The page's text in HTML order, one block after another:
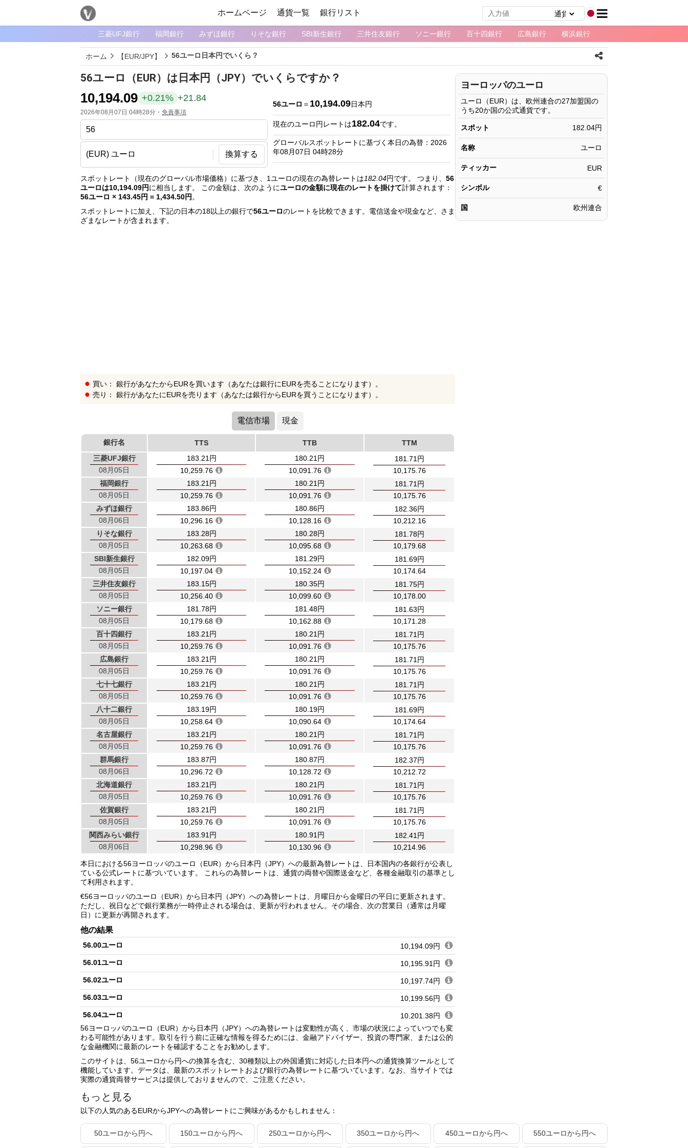
ホームページ 通貨一覧 銀行リスト
三菱UFJ銀行 福岡銀行 みずほ銀行 りそな銀行 SBI新生銀行 三井住友銀行 ソニー銀行 百十四銀行 広島銀行 横浜銀行
ホーム 【EUR/JPY】 56ユーロ日本円でいくら？
56ユーロ（EUR）は日本円（JPY）でいくらですか？
10,194.09 +0.21% +21.84
2026年08月07日 04時28分・ 免責事項
換算する
56ユーロ ＝ 10,194.09日本円
現在のユーロ円レートは182.04です。
グローバルスポットレートに基づく本日の為替：2026
年08月07日 04時28分
スポットレート（現在のグローバル市場価格）に基づき、1ユーロの現在の為替レートは182.04円です。 つまり、 56
ユーロは10,194.09円に相当します。 この金額は、次のようにユーロの金額に現在のレートを掛けて計算されます：
56ユーロ × 143.45円 = 1,434.50円 。
スポットレートに加え、下記の日本の18以上の銀行で56ユーロのレートを比較できます。電信送金や現金など、さま
ざまなレートが含まれます。
買い： 銀行があなたからEURを買います（あなたは銀行にEURを売ることになります）。
売り： 銀行があなたにEURを売ります（あなたは銀行からEURを買うことになります）。
電信市場 現金
銀行名 TTS TTB
TTM
三菱UFJ銀行
08月05日
183.21円
10,259.76
180.21円
10,091.76
181.71円
10,175.76
福岡銀行
08月05日
183.21円
10,259.76
180.21円
10,091.76
181.71円
10,175.76
みずほ銀行
08月06日
183.86円
10,296.16
180.86円
10,128.16
182.36円
10,212.16
りそな銀行
08月05日
183.28円
10,263.68
180.28円
10,095.68
181.78円
10,179.68
SBI新生銀行
08月05日
182.09円
10,197.04
181.29円
10,152.24
181.69円
10,174.64
三井住友銀行
08月05日
183.15円
10,256.40
180.35円
10,099.60
181.75円
10,178.00
ソニー銀行
08月05日
181.78円
10,179.68
181.48円
10,162.88
181.63円
10,171.28
百十四銀行
08月05日
183.21円
10,259.76
180.21円
10,091.76
181.71円
10,175.76
広島銀行
08月05日
183.21円
10,259.76
180.21円
10,091.76
181.71円
10,175.76
七十七銀行
08月05日
183.21円
10,259.76
180.21円
10,091.76
181.71円
10,175.76
八十二銀行
08月05日
183.19円
10,258.64
180.19円
10,090.64
181.69円
10,174.64
名古屋銀行
08月05日
183.21円
10,259.76
180.21円
10,091.76
181.71円
10,175.76
群馬銀行
08月06日
183.87円
10,296.72
180.87円
10,128.72
182.37円
10,212.72
北海道銀行
08月05日
183.21円
10,259.76
180.21円
10,091.76
181.71円
10,175.76
佐賀銀行
08月05日
183.21円
10,259.76
180.21円
10,091.76
181.71円
10,175.76
関西みらい銀行
08月06日
183.91円
10,298.96
180.91円
10,130.96
182.41円
10,214.96
本日における56ヨーロッパのユーロ（EUR）から日本円（JPY）への最新為替レートは、日本国内の各銀行が公表し
ている公式レートに基づいています。 これらの為替レートは、通貨の両替や国際送金など、各種金融取引の基準とし
て利用されます。
€56ヨーロッパのユーロ（EUR）から日本円（JPY）への為替レートは、月曜日から金曜日の平日に更新されます。
ただし、祝日などで銀行業務が一時停止される場合は、更新が行われません。その場合、次の営業日（通常は月曜
日）に更新が再開されます。
他の結果
56.00ユーロ
10,194.09円
56.01ユーロ
10,195.91円
56.02ユーロ
10,197.74円
56.03ユーロ
10,199.56円
56.04ユーロ
10,201.38円
56.05ユーロ
10,203.20円
56.06ユーロ
56.07ユーロ
10,206.84円
56.08ユーロ
56.09ユーロ
56.11ユーロ
10,214.12円
56ヨーロッパのユーロ（EUR）から日本円（JPY）への為替レートは変動性が高く、市場の状況によっていつでも変
わる可能性があります。取引を行う前に正確な情報を得るためには、金融アドバイザー、投資の専門家、または公的
な金融機関に最新のレートを確認することをお勧めします。
このサイトは、56ユーロから円への換算を含む、30種類以上の外国通貨に対応した日本円への通貨換算ツールとして
機能しています。データは、最新のスポットレートおよび銀行の為替レートに基づいています。なお、当サイトでは
実際の通貨両替サービスは提供しておりませんので、ご注意ください。
ヨーロッパのユーロ
ユーロ（EUR）は、欧州連合の27加盟国の
うち20か国の公式通貨です。
スポット 182.04円
名称 ユーロ
ティッカー EUR
シンボル €
国 欧州連合
もっと見る
以下の人気のあるEURからJPYへの為替レートにご興味があるかもしれません：
50ユーロから円へ 150ユーロから円へ 250ユーロから円へ 350ユーロから円へ 450ユーロから円へ 550ユーロから円へ